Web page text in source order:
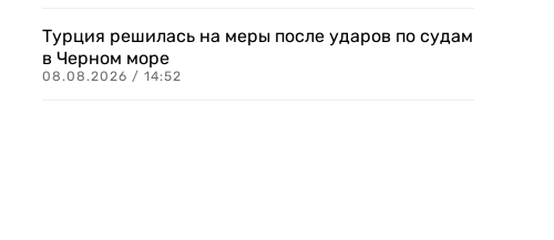
Турция решилась на меры после ударов по судам
в Черном море
08.08.2026 / 14:52